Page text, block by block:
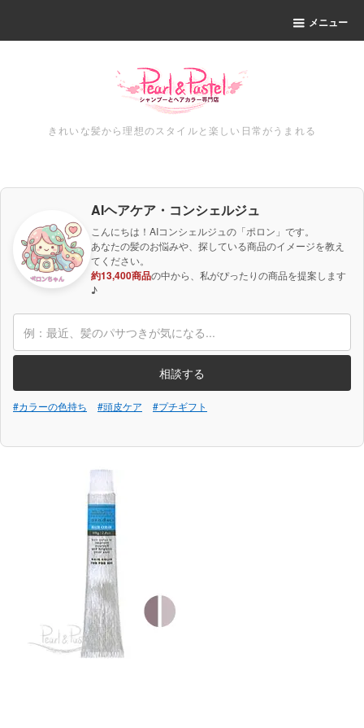
メニュー
きれいな髪から理想のスタイルと楽しい日常がうまれる
AIヘアケア・コンシェルジュ
こんにちは！AIコンシェルジュの「ポロン」です。
あなたの髪のお悩みや、探している商品のイメージを教え
てください。
約13,400商品の中から、私がぴったりの商品を提案します
♪
相談する
#カラーの色持ち #頭皮ケア #プチギフト